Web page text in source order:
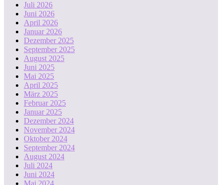
Juli 2026
Juni 2026
April 2026
Januar 2026
Dezember 2025
September 2025
August 2025
Juni 2025
Mai 2025
April 2025
März 2025
Februar 2025
Januar 2025
Dezember 2024
November 2024
Oktober 2024
September 2024
August 2024
Juli 2024
Juni 2024